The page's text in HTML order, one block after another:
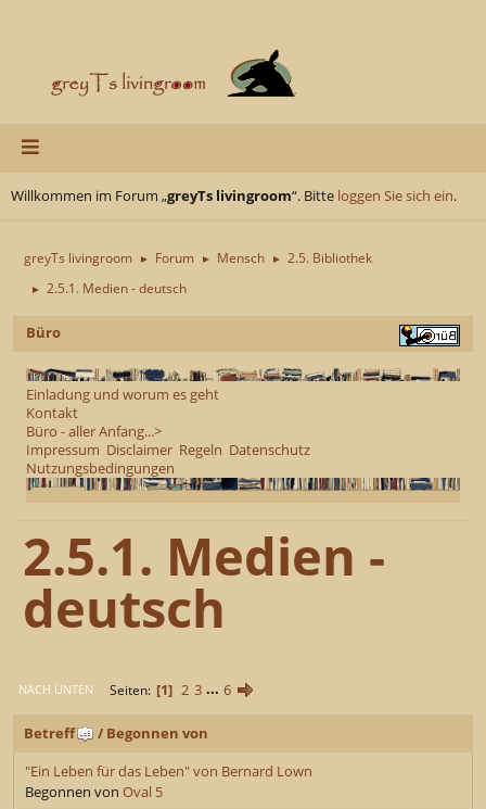
Willkommen im Forum „greyTs livingroom“. Bitte loggen Sie sich ein.
greyTs livingroom ► Forum ► Mensch ► 2.5. Bibliothek
► 2.5.1. Medien - deutsch
Büro
Einladung und worum es geht
Kontakt
Büro - aller Anfang...>
Impressum Disclaimer Regeln Datenschutz
Nutzungsbedingungen
2.5.1. Medien -
deutsch
NACH UNTEN Seiten 1 2 3 ... 6
Betreff / Begonnen von
"Ein Leben für das Leben" von Bernard Lown
Begonnen von Oval 5